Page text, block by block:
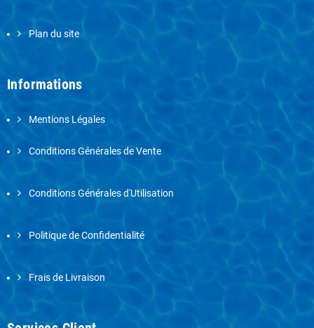
Plan du site
Informations
Mentions Légales
Conditions Générales de Vente
Conditions Générales d'Utilisation
Politique de Confidentialité
Frais de Livraison